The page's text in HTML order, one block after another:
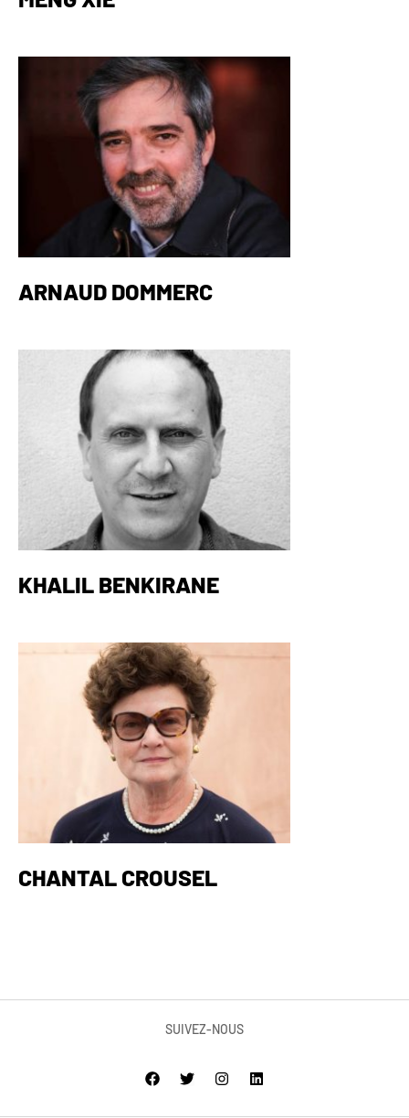
ARNAUD DOMMERC
KHALIL BENKIRANE
CHANTAL CROUSEL
SUIVEZ-NOUS